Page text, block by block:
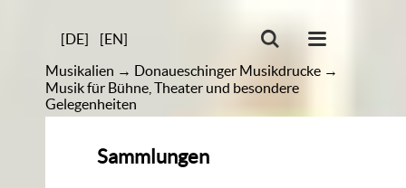
[DE]
[EN]
Musikalien → Donaueschinger Musikdrucke →
Musik für Bühne, Theater und besondere
Gelegenheiten
Sammlungen